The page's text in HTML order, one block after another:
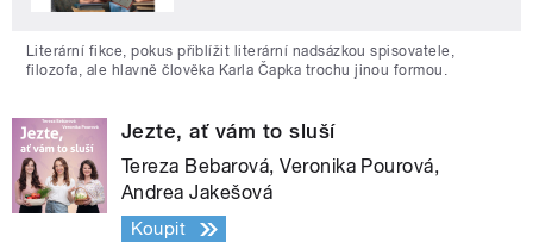
Literární fikce, pokus přiblížit literární nadsázkou spisovatele,
filozofa, ale hlavně člověka Karla Čapka trochu jinou formou.
Jezte, ať vám to sluší
Tereza Bebarová, Veronika Pourová,
Andrea Jakešová
Koupit